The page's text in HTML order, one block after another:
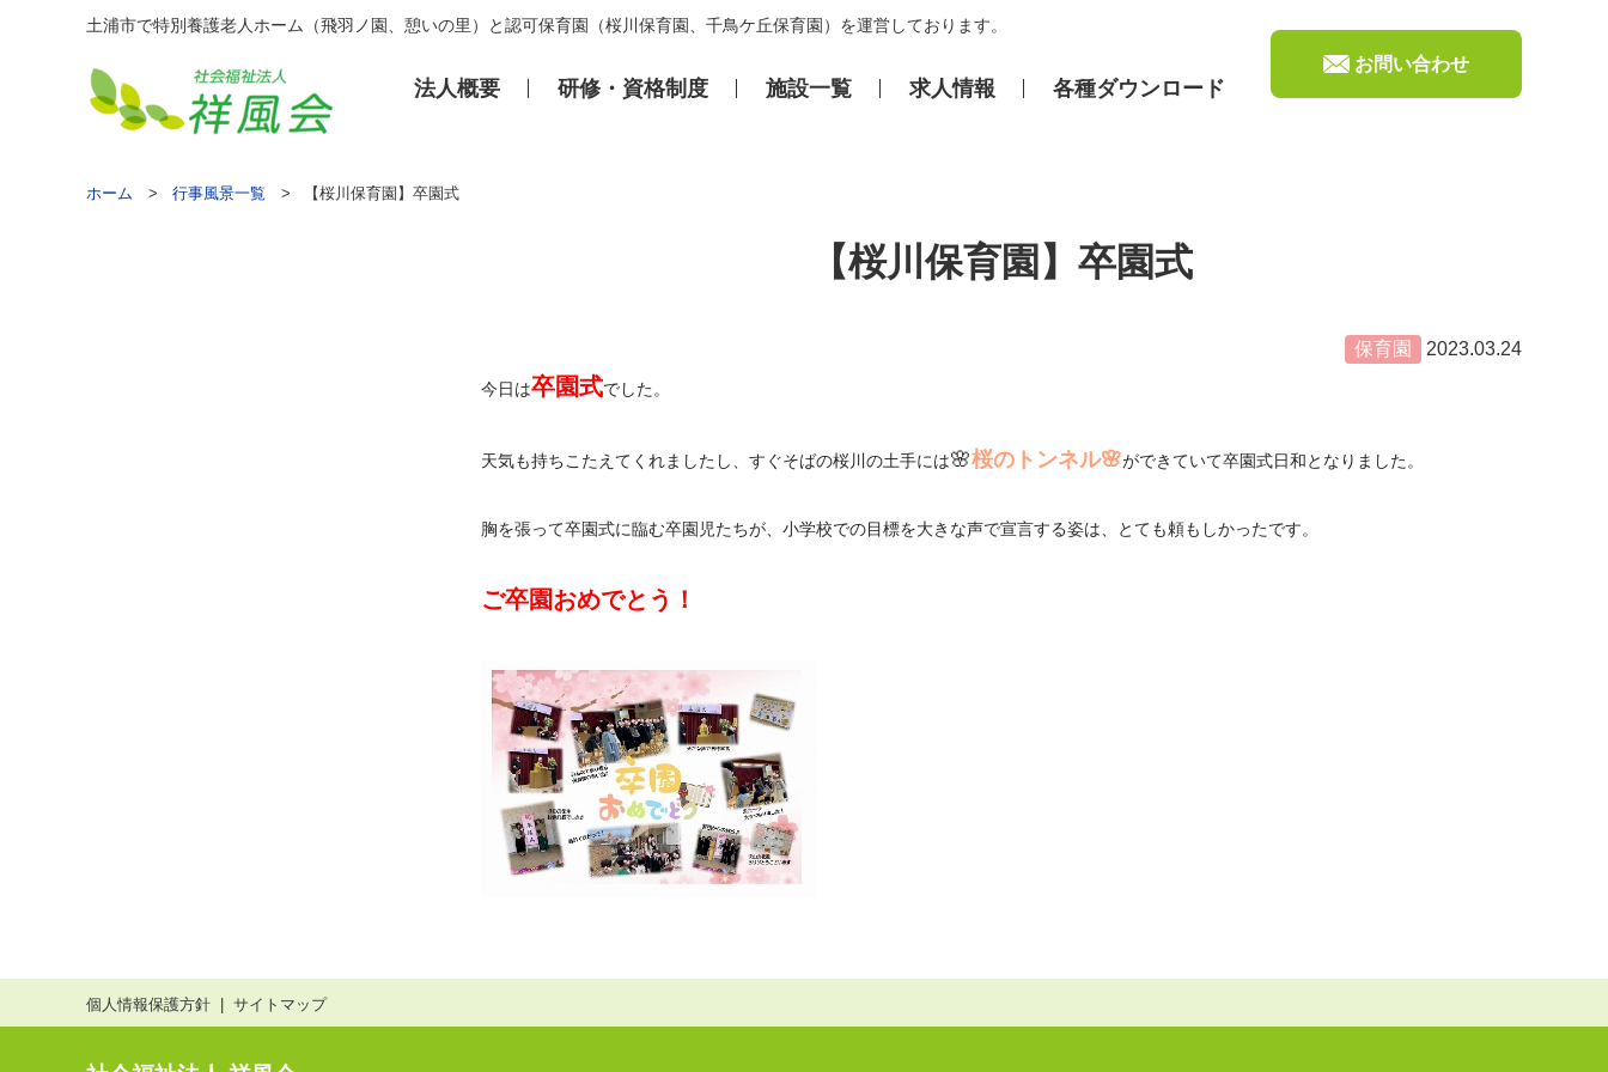
土浦市で特別養護老人ホーム（飛羽ノ園、憩いの里）と認可保育園（桜川保育園、千鳥ケ丘保育園）を運営しております。
法⼈概要 研修・資格制度 施設⼀覧 求⼈情報 各種ダウンロード
お問い合わせ
ホーム 行事風景一覧 【桜川保育園】卒園式
【桜川保育園】卒園式
保育園 2023.03.24
今日は卒園式でした。
天気も持ちこたえてくれましたし、すぐそばの桜川の土手には🌸桜のトンネル🌸ができていて卒園式日和となりました。
胸を張って卒園式に臨む卒園児たちが、小学校での目標を大きな声で宣言する姿は、とても頼もしかったです。
ご卒園おめでとう！
個人情報保護方針 サイトマップ